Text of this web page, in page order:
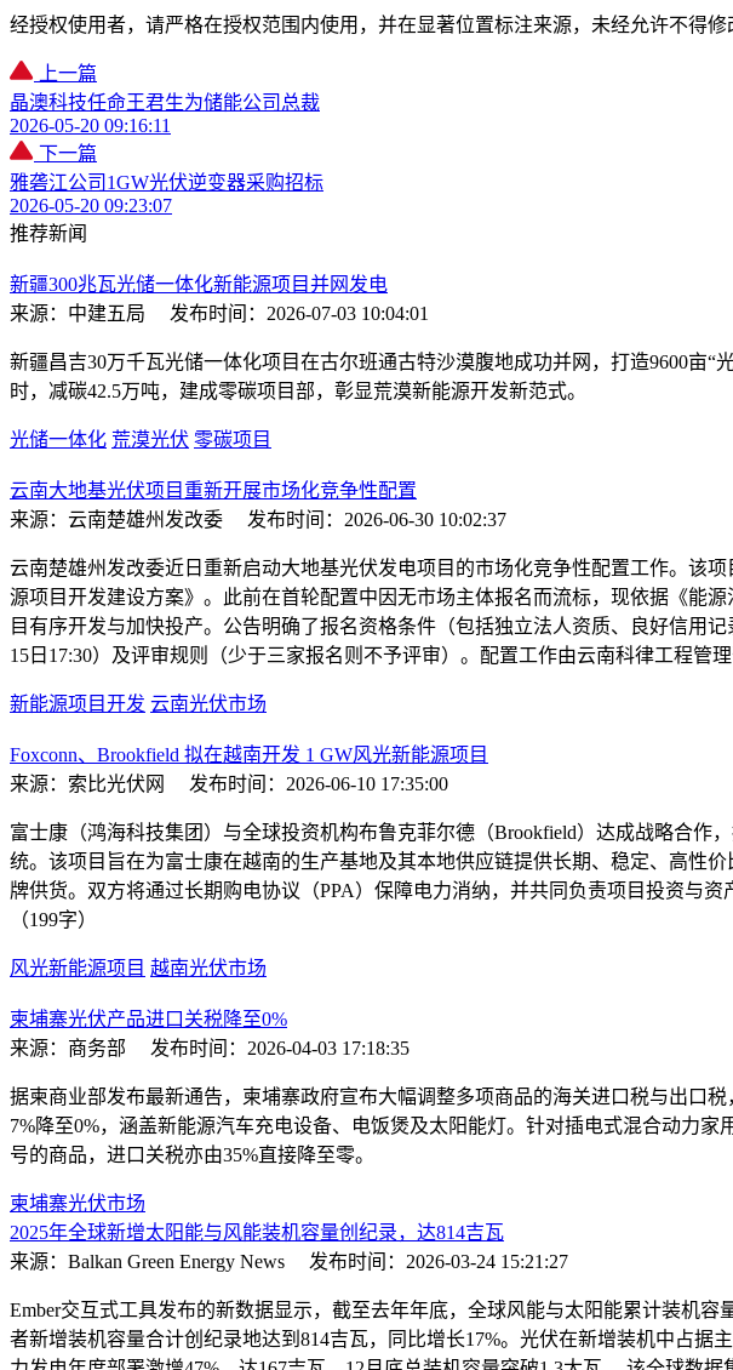
经授权使用者，请严格在授权范围内使用，并在显著位置标注来源，未经允许不得
上一篇
晶澳科技任命王君生为储能公司总裁
2026-05-20 09:16:11
下一篇
雅砻江公司1GW光伏逆变器采购招标
2026-05-20 09:23:07
推荐新闻
新疆300兆瓦光储一体化新能源项目并网发电
来源：中建五局
发布时间：2026-07-03 10:04:01
新疆昌吉30万千瓦光储一体化项目在古尔班通古特沙漠腹地成功并网，打造9600亩
时，减碳42.5万吨，建成零碳项目部，彰显荒漠新能源开发新范式。
光储一体化 荒漠光伏 零碳项目
云南大地基光伏项目重新开展市场化竞争性配置
来源：云南楚雄州发改委
发布时间：2026-06-30 10:02:37
云南楚雄州发改委近日重新启动大地基光伏发电项目的市场化竞争性配置工作。该
源项目开发建设方案》。此前在首轮配置中因无市场主体报名而流标，现依据《能
目有序开发与加快投产。公告明确了报名资格条件（包括独立法人资质、良好信用
15日17:30）及评审规则（少于三家报名则不予评审）。配置工作由云南科律工程管
新能源项目开发 云南光伏市场
Foxconn、Brookfield 拟在越南开发 1 GW风光新能源项目
来源：索比光伏网
发布时间：2026-06-10 17:35:00
富士康（鸿海科技集团）与全球投资机构布鲁克菲尔德（Brookfield）达成战略合
统。该项目旨在为富士康在越南的生产基地及其本地供应链提供长期、稳定、高性
牌供货。双方将通过长期购电协议（PPA）保障电力消纳，并共同负责项目投资与
（199字）
风光新能源项目 越南光伏市场
柬埔寨光伏产品进口关税降至0%
来源：商务部
发布时间：2026-04-03 17:18:35
据柬商业部发布最新通告，柬埔寨政府宣布大幅调整多项商品的海关进口税与出口
7%降至0%，涵盖新能源汽车充电设备、电饭煲及太阳能灯。针对插电式混合动力
号的商品，进口关税亦由35%直接降至零。
柬埔寨光伏市场
2025年全球新增太阳能与风能装机容量创纪录，达814吉瓦
来源：Balkan Green Energy News
发布时间：2026-03-24 15:21:27
Ember交互式工具发布的新数据显示，截至去年年底，全球风能与太阳能累计装机
者新增装机容量合计创纪录地达到814吉瓦，同比增长17%。光伏在新增装机中占据